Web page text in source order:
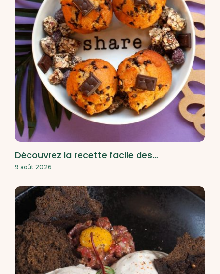
Découvrez la recette facile des…
9 août 2026